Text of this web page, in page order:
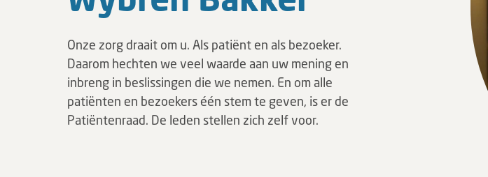
Onze zorg draait om u. Als patiënt en als bezoeker.
Daarom hechten we veel waarde aan uw mening en
inbreng in beslissingen die we nemen. En om alle
patiënten en bezoekers één stem te geven, is er de
Patiëntenraad. De leden stellen zich zelf voor.